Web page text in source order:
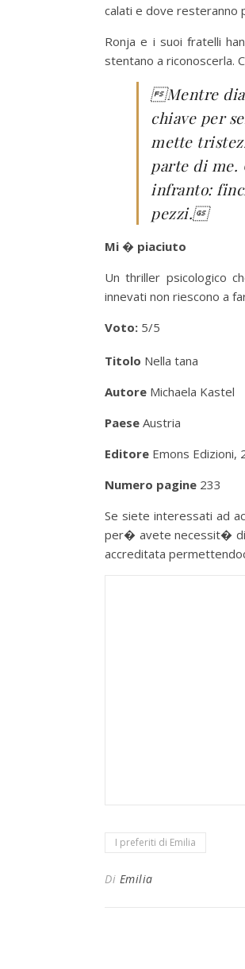
calati e dove resteranno
Ronja e i suoi fratelli
stentano a riconoscerla.
Mentre
chiave per
mette
parte di me.
infranto:
pezzi.
Mi � piaciuto
Un thriller psicologico
innevati non riescono a
Voto: 5/5
Titolo Nella tana
Autore Michaela Kastel
Paese Austria
Editore Emons Edizioni,
Numero pagine 233
Se siete interessati ad
per� avete necessit� di
accreditata
I preferiti di Emilia
Di Emilia